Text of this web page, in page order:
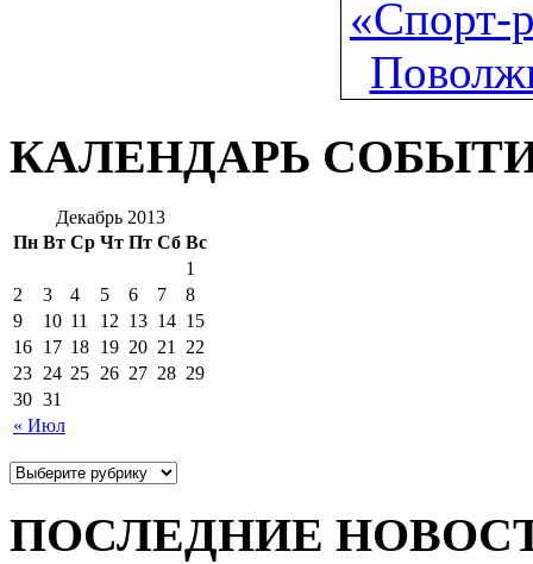
КАЛЕНДАРЬ
Декабрь 2013
Пн Вт Ср Чт Пт Сб Вс
« Июл
1
2
3 4 5 6 7
8
9
10 11 12 13 14 15
16 17 18 19 20 21
22
23 24 25 26 27 28 29
30 31
ПОСЛЕДНИЕ